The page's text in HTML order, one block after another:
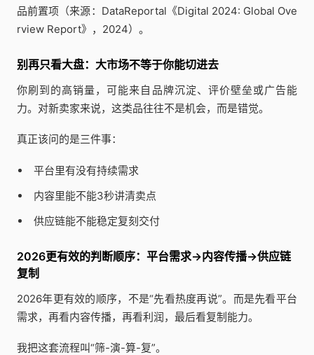
品前置项（来源：DataReportal《Digital 2024: Global Ove
rview Report》，2024）。
别再只看大盘：大市场不等于你能切进去
你刷到的高销量，可能来自品牌沉淀、评价壁垒或广告能
力。对新卖家来说，这类品往往不是机会，而是错觉。
真正该问的是三件事：
平台里有没有持续需求
内容里能不能3秒讲清卖点
供应链能不能稳定复刻交付
2026更有效的判断顺序：平台需求→内容传播→供应链
复制
2026年更有效的顺序，不是“先看热度再说”。而是先看平台
需求，再看内容传播，再看利润，最后看复制能力。
我把这套流程叫“筛-演-算-复”。